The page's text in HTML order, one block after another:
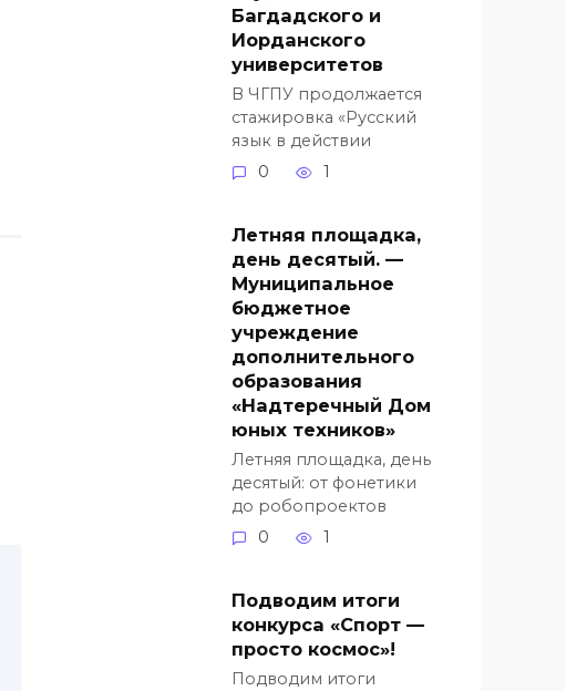
Багдадского и
Иорданского
университетов
В ЧГПУ продолжается
стажировка «Русский
язык в действии
0
1
Летняя площадка,
день десятый. —
Муниципальное
бюджетное
учреждение
дополнительного
образования
«Надтеречный Дом
юных техников»
Летняя площадка, день
десятый: от фонетики
до робопроектов
0
1
Подводим итоги
конкурса «Спорт —
просто космос»!
Подводим итоги